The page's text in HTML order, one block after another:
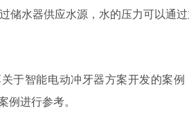
储水器供应水源，水的压力可以通过
于智能电动冲牙器方案开发的案
进行参考。